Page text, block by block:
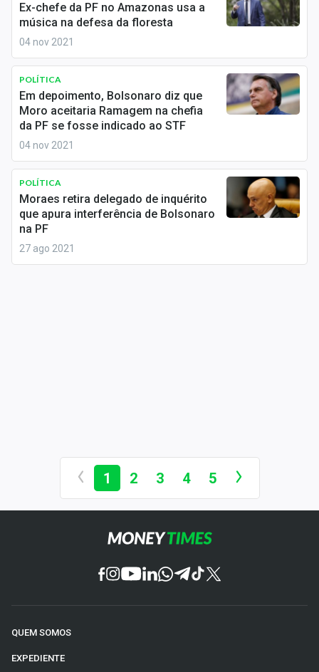
Sobre
Expediente
Contato
Ex-chefe da PF no Amazonas usa a
música na defesa da floresta
04 nov 2021
POLÍTICA
Em depoimento, Bolsonaro diz que
Moro aceitaria Ramagem na chefia
da PF se fosse indicado ao STF
04 nov 2021
POLÍTICA
Moraes retira delegado de inquérito
que apura interferência de Bolsonaro
na PF
27 ago 2021
1 2 3 4 5
QUEM SOMOS
EXPEDIENTE